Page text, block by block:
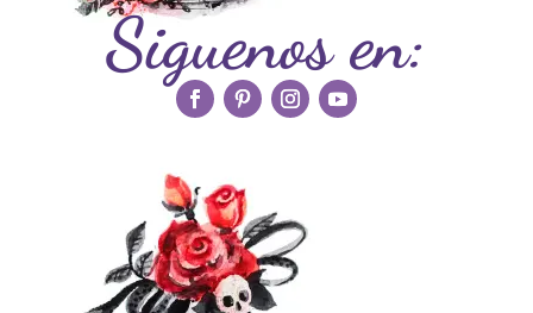
Siguenos en: